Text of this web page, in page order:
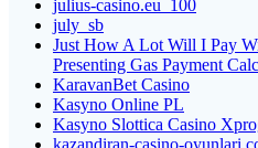
julius-casino.eu_100
july_sb
Just How A Lot Will I Pay
Presenting Gas Payment
KaravanBet Casino
Kasyno Online PL
Kasyno Slottica Casino